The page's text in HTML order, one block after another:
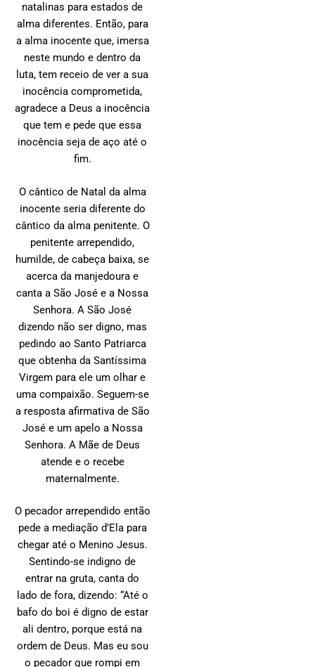
natalinas para estados de
alma diferentes. Então, para
a alma inocente que, imersa
neste mundo e dentro da
luta, tem receio de ver a sua
inocência comprometida,
agradece a Deus a inocência
que tem e pede que essa
inocência seja de aço até o
fim.
O cântico de Natal da alma
inocente seria diferente do
cântico da alma penitente. O
penitente arrependido,
humilde, de cabeça baixa, se
acerca da manjedoura e
canta a São José e a Nossa
Senhora. A São José
dizendo não ser digno, mas
pedindo ao Santo Patriarca
que obtenha da Santíssima
Virgem para ele um olhar e
uma compaixão. Seguem-se
a resposta afirmativa de São
José e um apelo a Nossa
Senhora. A Mãe de Deus
atende e o recebe
maternalmente.
O pecador arrependido então
pede a mediação d’Ela para
chegar até o Menino Jesus.
Sentindo-se indigno de
entrar na gruta, canta do
lado de fora, dizendo: “Até o
bafo do boi é digno de estar
ali dentro, porque está na
ordem de Deus. Mas eu sou
o pecador que rompi em